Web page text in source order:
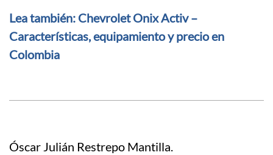
Lea también: Chevrolet Onix Activ –
Características, equipamiento y precio en
Colombia
Óscar Julián Restrepo Mantilla.